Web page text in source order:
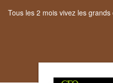
Tous les 2 mois vivez les